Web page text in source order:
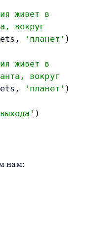
живет в
вокруг
'планет'
живет в
вокруг
'планет' )
)
нам: